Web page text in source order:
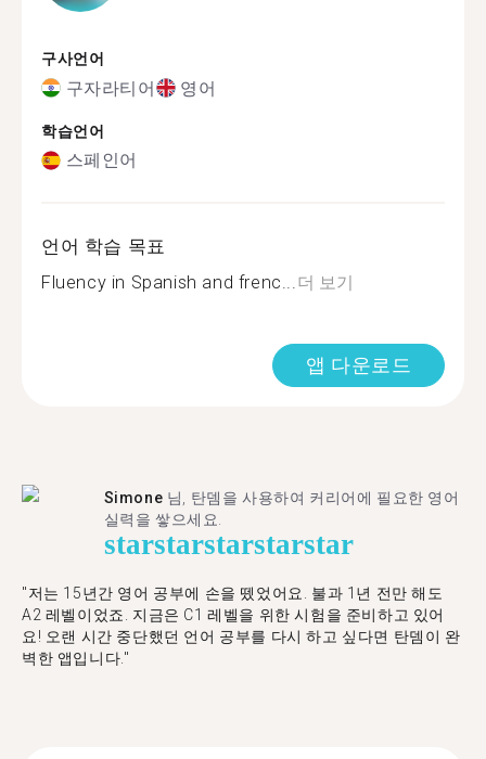
구사언어
구자라티어 영어
학습언어
스페인어
언어 학습 목표
Fluency in Spanish and frenc...더 보기
앱 다운로드
Simone 님, 탄뎀을 사용하여 커리어에 필요한 영어
실력을 쌓으세요.
starstarstarstarstar
"저는 15년간 영어 공부에 손을 뗐었어요. 불과 1년 전만 해도
A2 레벨이었죠. 지금은 C1 레벨을 위한 시험을 준비하고 있어
요! 오랜 시간 중단했던 언어 공부를 다시 하고 싶다면 탄뎀이 완
벽한 앱입니다."